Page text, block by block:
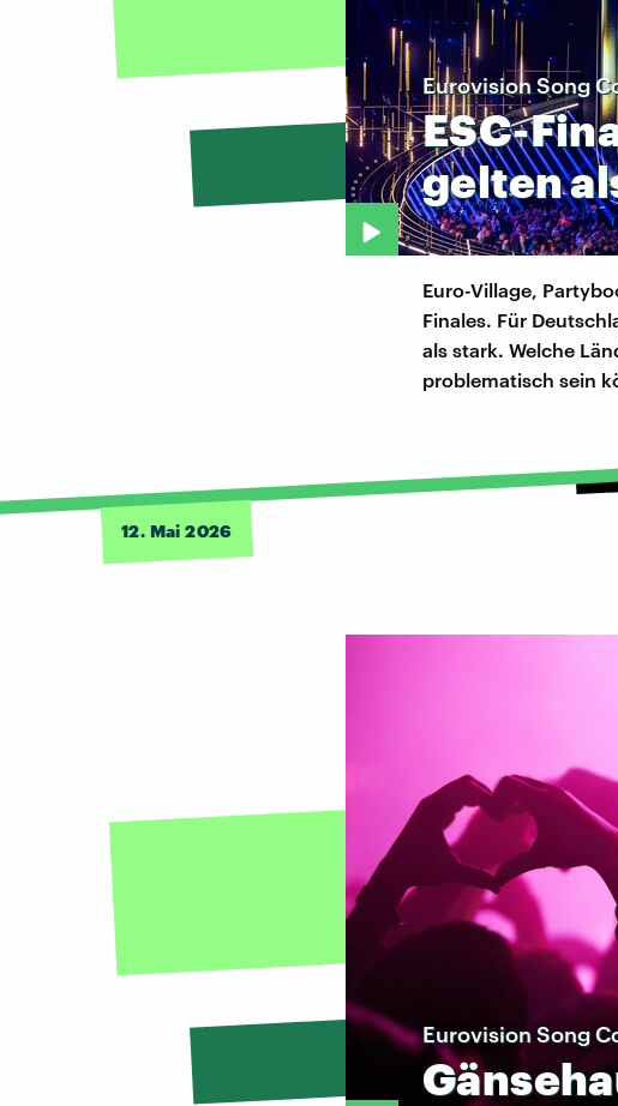
Eurovision Song
ESC-
gelten
Euro-Village,
Finales. Für
als stark. Welche
problematisch sein
12. Mai 2026
Eurovision Song